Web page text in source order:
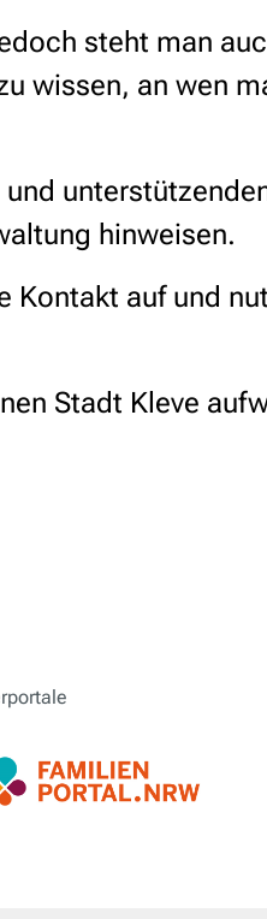
steht man
wissen, an wen
hinweisen.
auf und
Stadt Kleve